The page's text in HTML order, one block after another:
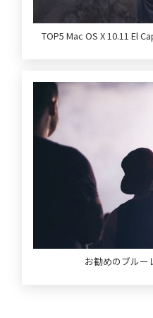
TOP5 Mac OS X 10.11 El
お勧めのブルー